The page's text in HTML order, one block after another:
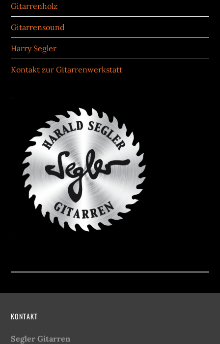
Gitarrenholz
Gitarrensound
Harry Segler
Kontakt zur Gitarrenwerkstatt
KONTAKT
Segler Gitarren